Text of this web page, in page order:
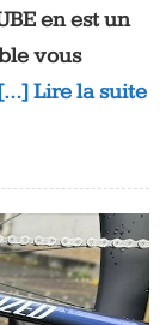
en est un
vous
Lire la suite